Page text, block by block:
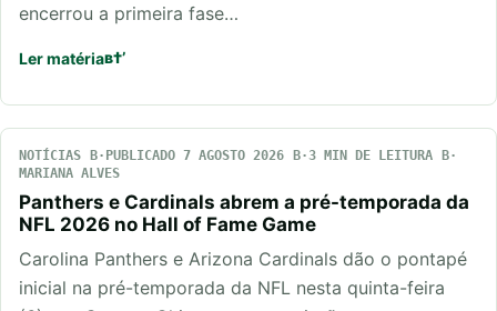
encerrou a primeira fase…
Ler matéria
NOTÍCIAS PUBLICADO 7 AGOSTO 2026
3 MIN DE LEITURA
MARIANA ALVES
Panthers e Cardinals abrem a pré-temporada da
NFL 2026 no Hall of Fame Game
Carolina Panthers e Arizona Cardinals dão o pontapé
inicial na pré-temporada da NFL nesta quinta-feira